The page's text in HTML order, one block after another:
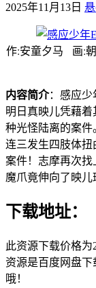
2025年11月13日
作:安童夕马 画:
内容简介：感应少
明日真映儿凭藉
种光怪陆离的案
连三发生四肢体
案件！志摩再次
魔爪竟伸向了映
下载地址：
此资源下载价格为
资源是百度网盘
哦！